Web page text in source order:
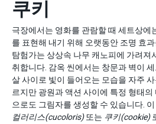
쿠키
극장에서는 영화를 관람할 때 세트상에
를 표현해 내기 위해 오랫동안 조명 효
탐험가는 상상속 나무 캐노피에 가려져
취합니다. 감옥 씬에서는 창문과 벽이
살 사이로 빛이 들어오는 모습을 자주
르지만 광원과 액션 사이에 특정 형태
으로도 그림자를 생성할 수 있습니다.
컬러리스(cucoloris)또는 쿠키(cookie)